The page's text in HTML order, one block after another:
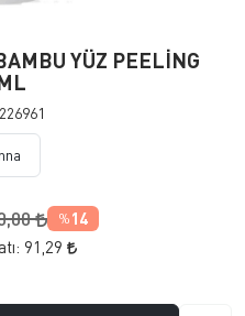
YÜZ PEELİNG
% 14
91,29